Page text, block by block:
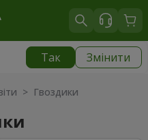
Так Змінити
> Гвоздики